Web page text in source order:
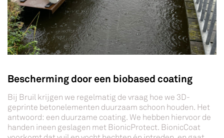
Bescherming door een biobased coating
Bij Bruil krijgen we regelmatig de vraag hoe we 3D-
geprinte betonelementen duurzaam schoon houden. Het
antwoord: een duurzame coating. We hebben hiervoor de
handen ineen geslagen met BionicProtect. BionicCoat